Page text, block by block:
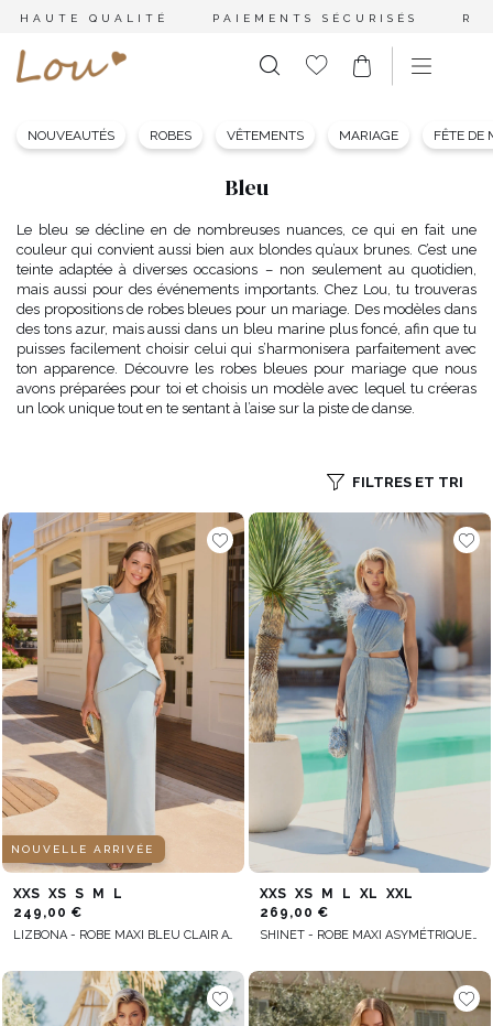
HAUTE QUALITÉ PAIEMENTS SÉCURISÉS
NOUVEAUTÉS ROBES VÊTEMENTS MARIAGE FÊTE DE
Bleu
Le bleu se décline en de nombreuses nuances, ce qui en fait une
couleur qui convient aussi bien aux blondes qu’aux brunes. C’est une
teinte adaptée à diverses occasions – non seulement au quotidien,
mais aussi pour des événements importants. Chez Lou, tu trouveras
des propositions de robes bleues pour un mariage. Des modèles dans
des tons azur, mais aussi dans un bleu marine plus foncé, afin que tu
puisses facilement choisir celui qui s’harmonisera parfaitement avec
ton apparence. Découvre les robes bleues pour mariage que nous
avons préparées pour toi et choisis un modèle avec lequel tu créeras
un look unique tout en te sentant à l’aise sur la piste de danse.
FILTRES ET TRI
NOUVELLE ARRIVÉE
XXS XS S M
L
249,00 €
LIZBONA - ROBE MAXI BLEU CLAIR AVEC BASQUE ET FLEUR FAÇONNÉE À LA MAIN
XXS XS M L XL
XXL
269,00 €
SHINET - ROBE MAXI ASYMÉTRIQUE AVEC PLUMES